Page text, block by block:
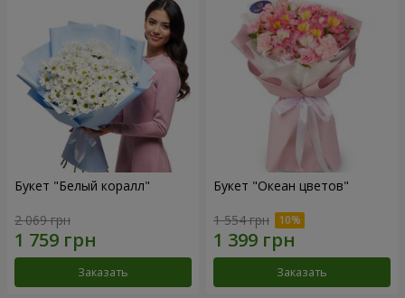
Букет "Белый коралл"
2 069 грн
Заказать
Букет "Океан цветов"
1 554 грн
Заказать